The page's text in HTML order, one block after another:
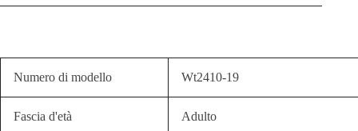
Numero di modello Wt2410-19
Fascia d'età Adulto